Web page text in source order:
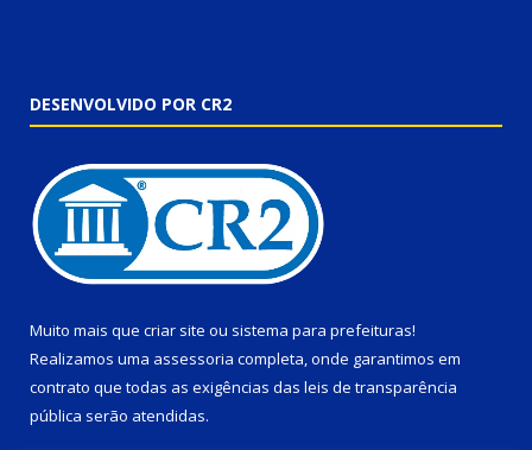
DESENVOLVIDO POR CR2
Muito mais que criar site ou sistema para prefeituras!
Realizamos uma assessoria completa, onde garantimos em
contrato que todas as exigências das leis de transparência
pública serão atendidas.